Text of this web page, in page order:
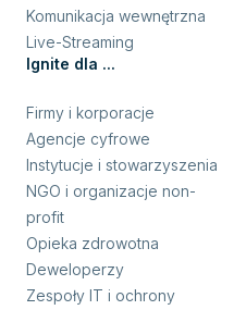
Komunikacja wewnętrzna
Live-Streaming
Ignite dla ...
Firmy i korporacje
Agencje cyfrowe
Instytucje i stowarzyszenia
NGO i organizacje non-
profit
Opieka zdrowotna
Deweloperzy
Zespoły IT i ochrony